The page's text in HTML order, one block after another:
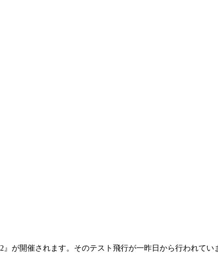
が開催されます。そのテスト飛行が一昨日から行われてい